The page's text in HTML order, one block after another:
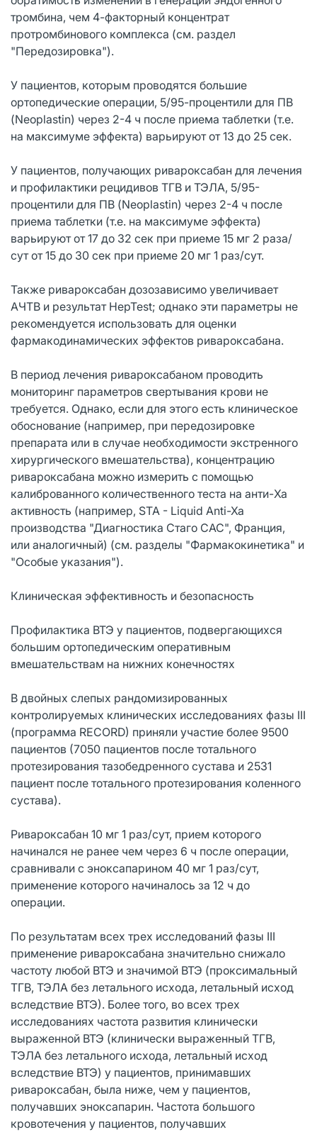
тромбина, чем 4-факторный концентрат
протромбинового комплекса (см. раздел
"Передозировка").
У пациентов, которым проводятся большие
ортопедические операции, 5/95-процентили для ПВ
(Neoplastin) через 2-4 ч после приема таблетки (т.е.
на максимуме эффекта) варьируют от 13 до 25 сек.
У пациентов, получающих ривароксабан для лечения
и профилактики рецидивов ТГВ и ТЭЛА, 5/95-
процентили для ПВ (Neoplastin) через 2-4 ч после
приема таблетки (т.е. на максимуме эффекта)
варьируют от 17 до 32 сек при приеме 15 мг 2 раза/
сут от 15 до 30 сек при приеме 20 мг 1 раз/сут.
Также ривароксабан дозозависимо увеличивает
АЧТВ и результат HepTest; однако эти параметры не
рекомендуется использовать для оценки
фармакодинамических эффектов ривароксабана.
В период лечения ривароксабаном проводить
мониторинг параметров свертывания крови не
требуется. Однако, если для этого есть клиническое
обоснование (например, при передозировке
препарата или в случае необходимости экстренного
хирургического вмешательства), концентрацию
ривароксабана можно измерить с помощью
калиброванного количественного теста на анти-Xa
активность (например, STA - Liquid Anti-Xa
производства "Диагностика Стаго САС", Франция,
или аналогичный) (см. разделы "Фармакокинетика" и
"Особые указания").
Клиническая эффективность и безопасность
Профилактика ВТЭ у пациентов, подвергающихся
большим ортопедическим оперативным
вмешательствам на нижних конечностях
В двойных слепых рандомизированных
контролируемых клинических исследованиях фазы III
(программа RECORD) приняли участие более 9500
пациентов (7050 пациентов после тотального
протезирования тазобедренного сустава и 2531
пациент после тотального протезирования коленного
сустава).
Ривароксабан 10 мг 1 раз/сут, прием которого
начинался не ранее чем через 6 ч после операции,
сравнивали с эноксапарином 40 мг 1 раз/сут,
применение которого начиналось за 12 ч до
операции.
По результатам всех трех исследований фазы III
применение ривароксабана значительно снижало
частоту любой ВТЭ и значимой ВТЭ (проксимальный
ТГВ, ТЭЛА без летального исхода, летальный исход
вследствие ВТЭ). Более того, во всех трех
исследованиях частота развития клинически
выраженной ВТЭ (клинически выраженный ТГВ,
ТЭЛА без летального исхода, летальный исход
вследствие ВТЭ) у пациентов, принимавших
ривароксабан, была ниже, чем у пациентов,
получавших эноксапарин. Частота большого
кровотечения у пациентов, получавших